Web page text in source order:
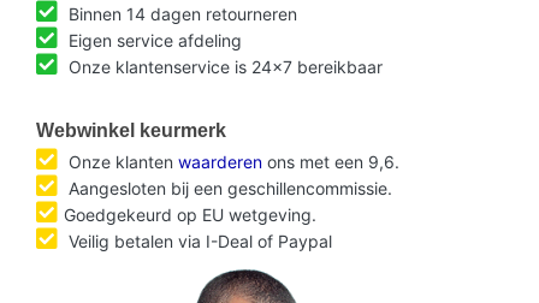
Binnen 14 dagen retourneren
Eigen service afdeling
Onze klantenservice is 24x7 bereikbaar
Webwinkel keurmerk
Onze klanten waarderen ons met een 9,6.
Aangesloten bij een geschillencommissie.
Goedgekeurd op EU wetgeving.
Veilig betalen via I-Deal of Paypal